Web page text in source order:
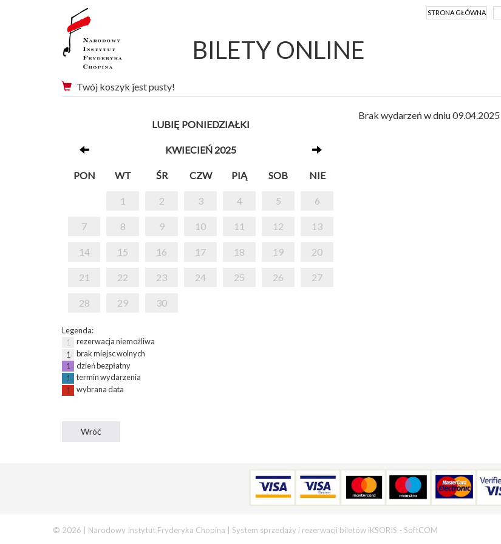
STRONA GŁÓWNA
BILETY ONLINE
Twój koszyk jest pusty!
LUBIĘ PONIEDZIAŁKI
KWIECIEŃ 2025
PON WT ŚR CZW PIĄ SOB NIE
1 2 3 4 5 6
7 8 9 10 11 12 13
14 15 16 17 18 19 20
21 22 23 24 25 26 27
28 29 30
Legenda:
1
rezerwacja niemożliwa
1
brak miejsc wolnych
1
dzień bezpłatny
1
termin wydarzenia
1
wybrana data
Brak wydarzeń w dniu 09.04.2025
© 2026 | Narodowy Instytut Fryderyka Chopina | System sprzedaży i rezerwacji biletów iKSORIS - SoftCOM